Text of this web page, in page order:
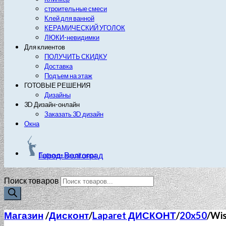
строительные смеси
Клей для ванной
КЕРАМИЧЕСКИЙ УГОЛОК
ЛЮКИ-невидимки
Для клиентов
ПОЛУЧИТЬ СКИДКУ
Доставка
Подъем на этаж
ГОТОВЫЕ РЕШЕНИЯ
Дизайны
3D Дизайн-онлайн
Заказать 3D дизайн
Окна
Город: Волгоград
Выберите другой город
Поиск товаров
Магазин/Дисконт/Laparet ДИСКОНТ/20x50/